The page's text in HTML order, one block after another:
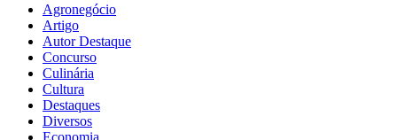
Agronegócio
Artigo
Autor Destaque
Concurso
Culinária
Cultura
Destaques
Diversos
Economia